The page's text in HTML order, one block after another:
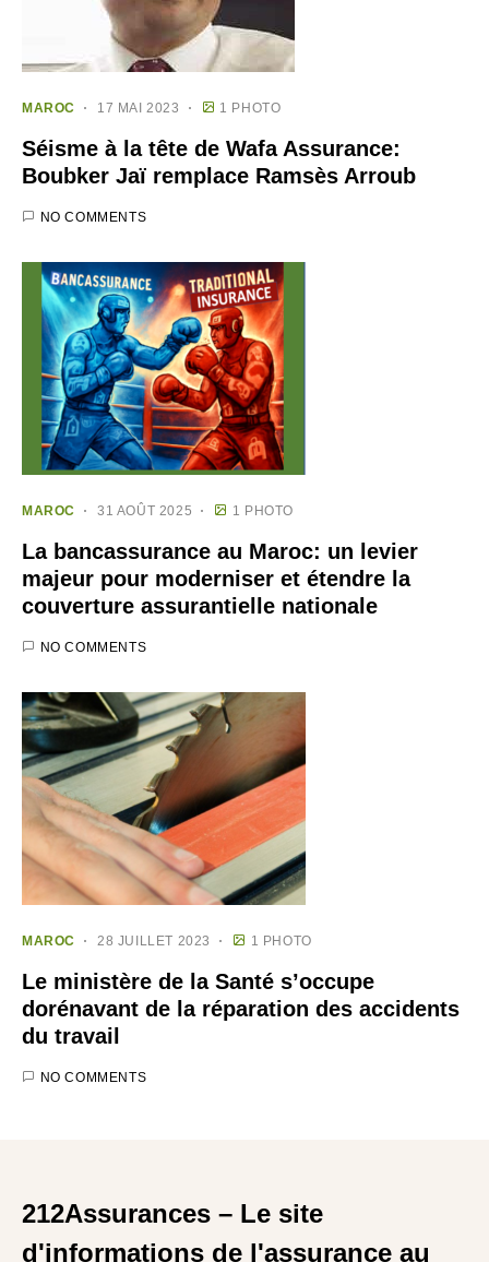
MAROC 17 MAI 2023 1 PHOTO
Séisme à la tête de Wafa Assurance:
Boubker Jaï remplace Ramsès Arroub
NO COMMENTS
MAROC 31 AOÛT 2025 1 PHOTO
La bancassurance au Maroc: un levier
majeur pour moderniser et étendre la
couverture assurantielle nationale
NO COMMENTS
MAROC 28 JUILLET 2023 1 PHOTO
Le ministère de la Santé s’occupe
dorénavant de la réparation des accidents
du travail
NO COMMENTS
212Assurances – Le site
d'informations de l'assurance au